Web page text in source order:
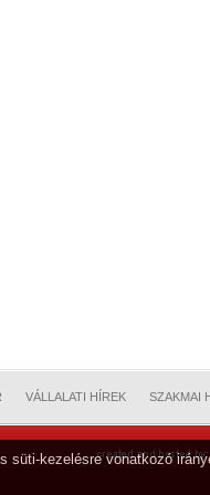
VÁLLALATI HÍREK SZAKMAI
süti-kezelésre vonatkozó